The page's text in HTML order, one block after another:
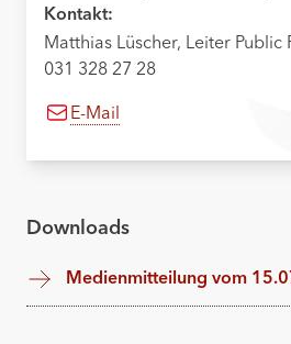
Kontakt:
Matthias Lüscher, Leiter Public
031 328 27 28
E-Mail
Downloads
Medienmitteilung vom